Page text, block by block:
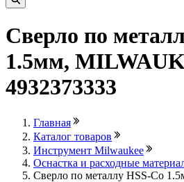
Сверло по
1.5мм,
4932373333
Главная
Каталог товаров
Инструмент Milwaukee
Оснастка и расходные
Сверло по металлу HSS-Co